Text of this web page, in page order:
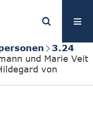
3.24
und Marie Veit
von